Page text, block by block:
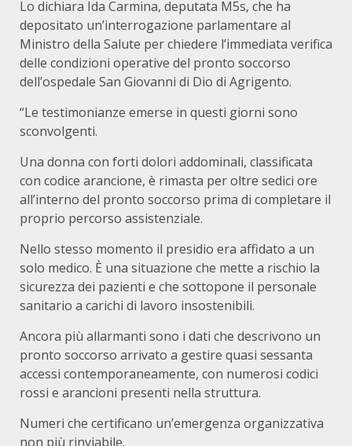
Lo dichiara Ida Carmina, deputata M5s, che ha
depositato un’interrogazione parlamentare al
Ministro della Salute per chiedere l’immediata verifica
delle condizioni operative del pronto soccorso
dell’ospedale San Giovanni di Dio di Agrigento.
“Le testimonianze emerse in questi giorni sono
sconvolgenti.
Una donna con forti dolori addominali, classificata
con codice arancione, è rimasta per oltre sedici ore
all’interno del pronto soccorso prima di completare il
proprio percorso assistenziale.
Nello stesso momento il presidio era affidato a un
solo medico. È una situazione che mette a rischio la
sicurezza dei pazienti e che sottopone il personale
sanitario a carichi di lavoro insostenibili.
Ancora più allarmanti sono i dati che descrivono un
pronto soccorso arrivato a gestire quasi sessanta
accessi contemporaneamente, con numerosi codici
rossi e arancioni presenti nella struttura.
Numeri che certificano un’emergenza organizzativa
non più rinviabile.